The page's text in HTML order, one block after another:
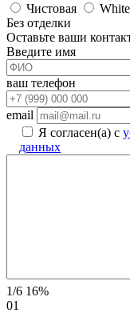
Чистовая
Без отделки
Оставьте ваши
Введите имя
ваш телефон
email
Я согласен(а) с
данных
1/6 16%
01